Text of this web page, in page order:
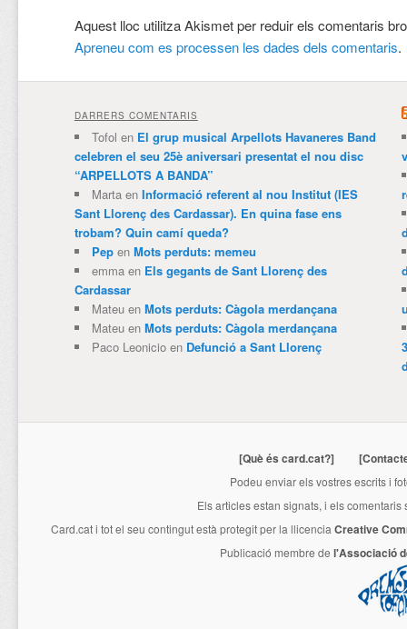
Aquest lloc utilitza Akismet per reduir els comentaris
Apreneu com es processen les dades dels comentaris.
DARRERS COMENTARIS
Tofol en El grup musical Arpellots Havaneres Band
celebren el seu 25è aniversari presentat el nou disc
“ARPELLOTS A BANDA”
Martaen Informació referent al nou Institut (IES
Sant Llorenç des Cardassar). En quina fase ens
trobam? Quin camí queda?
Pepen Mots perduts: memeu
emmaen Els gegants de Sant Llorenç des
Cardassar
Mateuen Mots perduts: Càgola merdançana
Mateuen Mots perduts: Càgola merdançana
Paco Leonicioen Defunció a Sant Llorenç
[Què és card.cat?]
Podeu enviar els vostres escrits i
Els articles estan signats, i els
Card.cati tot el seu contingut està protegit per la llicencia Creative
Publicació membre de l'Associació